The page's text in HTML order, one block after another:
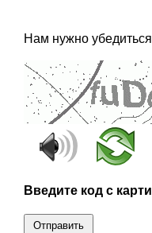
Нам нужно
Введите код с
Отправить